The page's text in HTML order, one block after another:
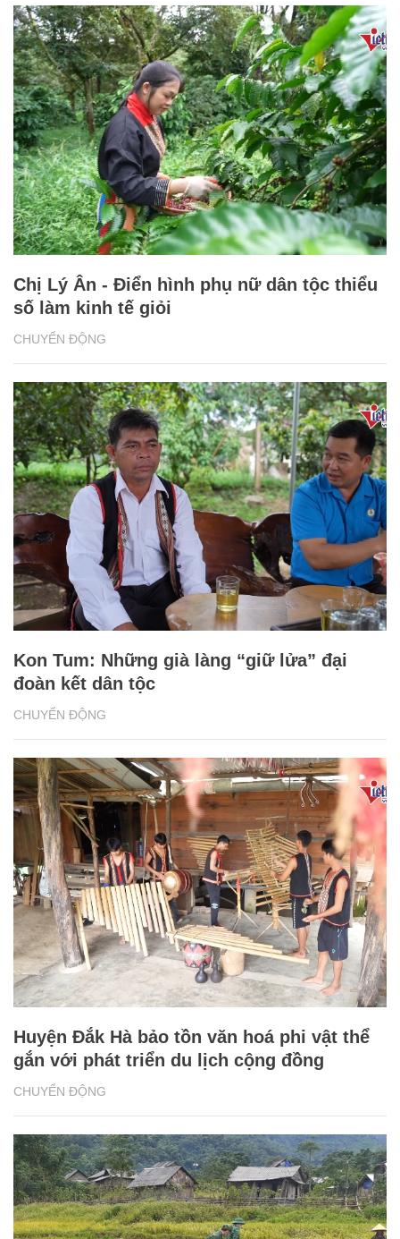
CHUYỂN ĐỘNG
Chị Lý Ân - Điển hình phụ nữ dân tộc thiểu
số làm kinh tế giỏi
CHUYỂN ĐỘNG
Kon Tum: Những già làng “giữ lửa” đại
đoàn kết dân tộc
CHUYỂN ĐỘNG
Huyện Đắk Hà bảo tồn văn hoá phi vật thể
gắn với phát triển du lịch cộng đồng